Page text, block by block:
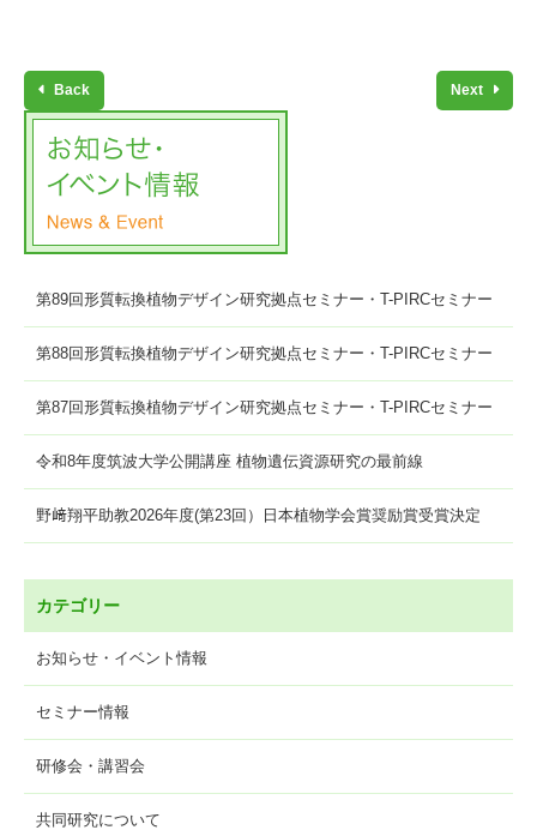
Back Next
第89回形質転換植物デザイン研究拠点セミナー・T-PIRCセミナー
第88回形質転換植物デザイン研究拠点セミナー・T-PIRCセミナー
第87回形質転換植物デザイン研究拠点セミナー・T-PIRCセミナー
令和8年度筑波大学公開講座 植物遺伝資源研究の最前線
野﨑翔平助教2026年度(第23回）日本植物学会賞奨励賞受賞決定
カテゴリー
お知らせ・イベント情報
セミナー情報
研修会・講習会
共同研究について